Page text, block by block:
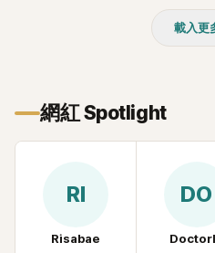
載入更
網紅 Spotlight
RI
Risabae
DO